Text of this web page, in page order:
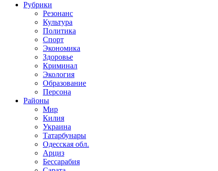
Рубрики
Резонанс
Культура
Политика
Спорт
Экономика
Здоровье
Криминал
Экология
Образование
Персона
Районы
Мир
Килия
Украина
Татарбунары
Одесская обл.
Арциз
Бессарабия